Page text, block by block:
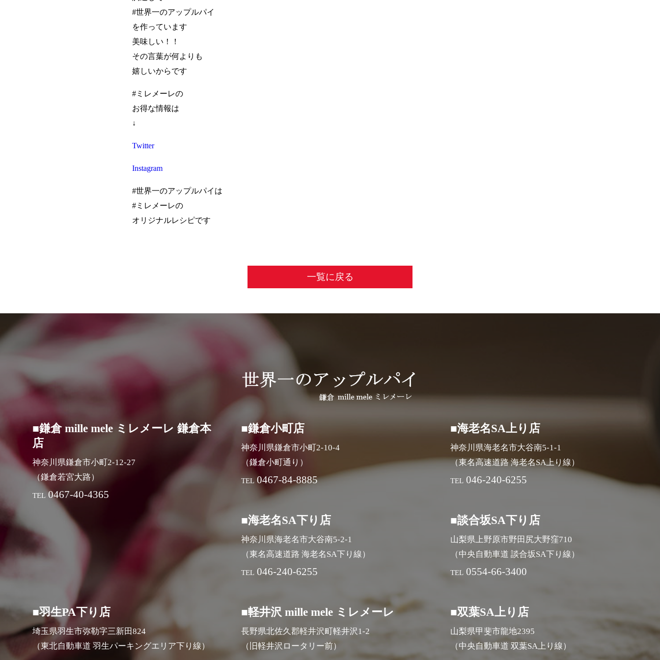
#世界一のアップルパイ
を作っています
美味しい！！
その言葉が何よりも
嬉しいからです
#ミレメーレの
お得な情報は
↓
Twitter
Instagram
#世界一のアップルパイは
#ミレメーレの
オリジナルレシピです
一覧に戻る
■鎌倉 mille mele ミレメーレ 鎌倉本
店
神奈川県鎌倉市小町2-12-27
（鎌倉若宮大路）
TEL 0467-40-4365
■鎌倉小町店
神奈川県鎌倉市小町2-10-4
（鎌倉小町通り）
TEL 0467-84-8885
■海老名SA上り店
神奈川県海老名市大谷南5-1-1
（東名高速道路 海老名SA上り線）
TEL 046-240-6255
■海老名SA下り店
神奈川県海老名市大谷南5-2-1
（東名高速道路 海老名SA下り線）
TEL 046-240-6255
■談合坂SA下り店
山梨県上野原市野田尻大野窪710
（中央自動車道 談合坂SA下り線）
TEL 0554-66-3400
■羽生PA下り店
埼玉県羽生市弥勒字三新田824
（東北自動車道 羽生パーキングエリア下り線）
■軽井沢 mille mele ミレメーレ
長野県北佐久郡軽井沢町軽井沢1-2
（旧軽井沢ロータリー前）
■双葉SA上り店
山梨県甲斐市龍地2395
（中央自動車道 双葉SA上り線）